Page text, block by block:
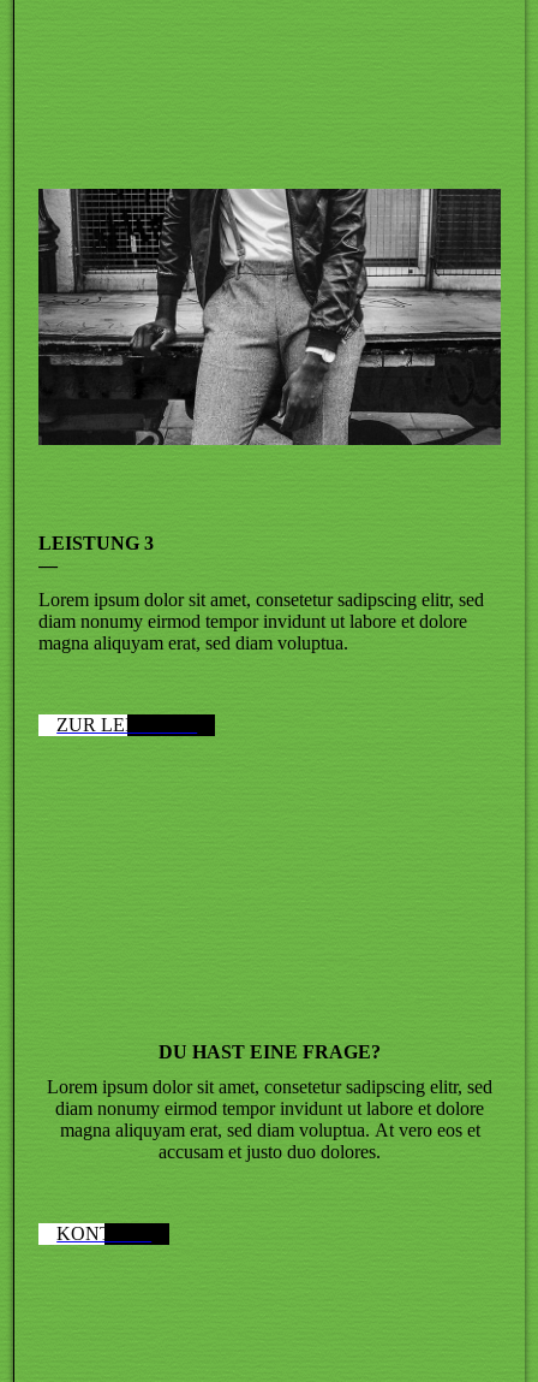
LEISTUNG 3
—
Lorem ipsum dolor sit amet, consetetur sadipscing elitr, sed
diam nonumy eirmod tempor invidunt ut labore et dolore
magna aliquyam erat, sed diam voluptua.
ZUR LEISTUNG
DU HAST EINE FRAGE?
Lorem ipsum dolor sit amet, consetetur sadipscing elitr, sed
diam nonumy eirmod tempor invidunt ut labore et dolore
magna aliquyam erat, sed diam voluptua. At vero eos et
accusam et justo duo dolores.
KONTAKT